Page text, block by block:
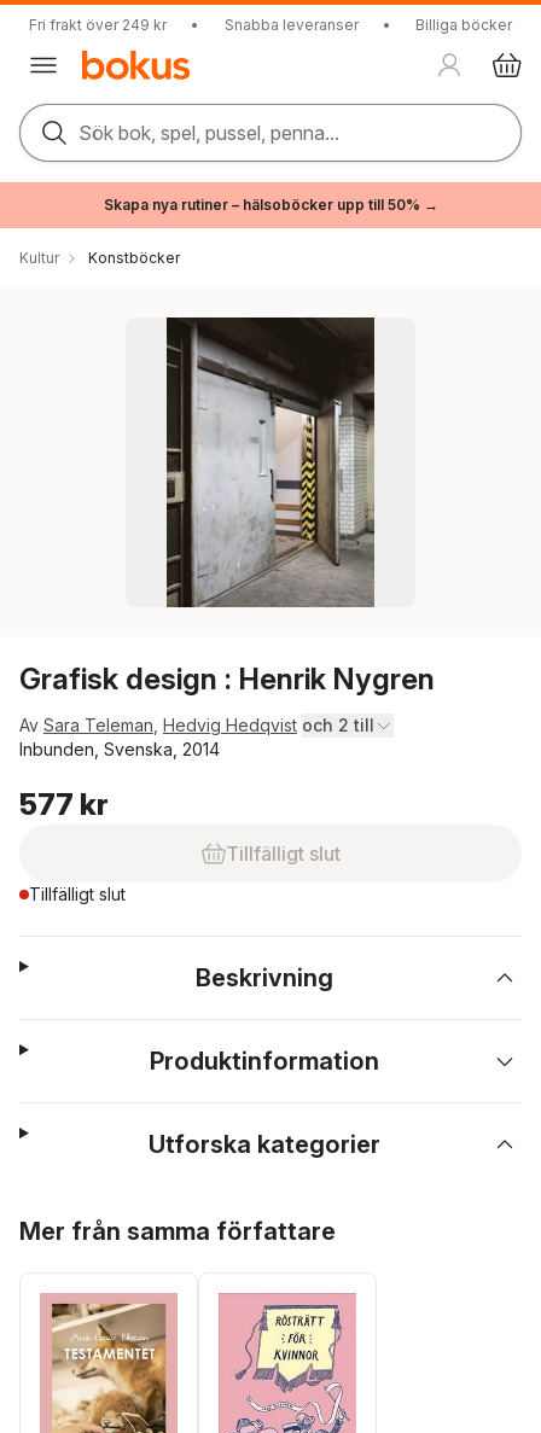
Fri frakt över 249 kr • Snabba leveranser • Billiga böcker
Sök bok, spel, pussel, penna...
Skapa nya rutiner – hälsoböcker upp till 50% →
Kultur Konstböcker
Grafisk design : Henrik Nygren
Av Sara Teleman Hedvig Hedqvist och 2 till
Inbunden, Svenska, 2014
577 kr
Tillfälligt slut
Tillfälligt slut
Beskrivning
Produktinformation
Utforska kategorier
Mer från samma författare